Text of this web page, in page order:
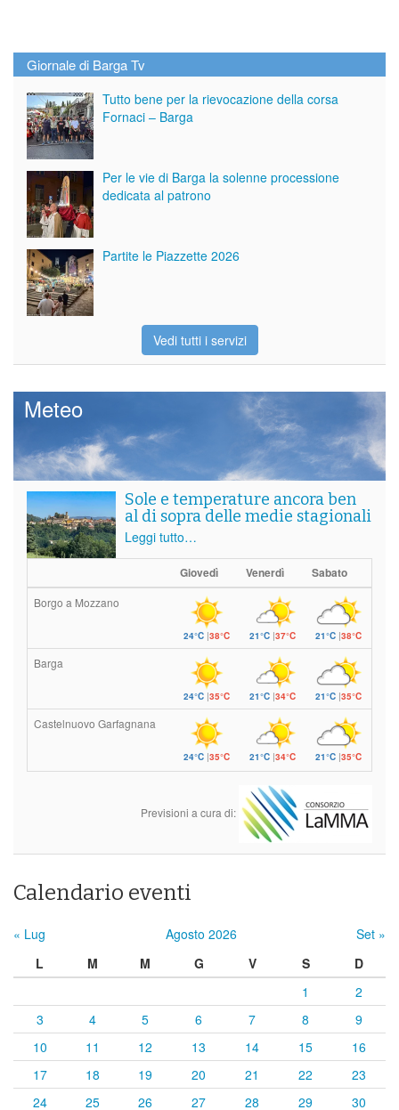
Giornale di Barga Tv
Tutto bene per la rievocazione della corsa
Fornaci – Barga
Per le vie di Barga la solenne processione
dedicata al patrono
Partite le Piazzette 2026
Vedi tutti i servizi
Meteo
Sole e temperature ancora ben
al di sopra delle medie stagionali
Leggi tutto…
Giovedì Venerdì Sabato
Borgo a Mozzano
24°C |38°C 21°C |37°C 21°C |38°C
Barga
24°C |35°C 21°C |34°C 21°C |35°C
Castelnuovo Garfagnana
24°C |35°C 21°C |34°C 21°C |35°C
Previsioni a cura di:
Calendario eventi
« Lug Agosto 2026
Set »
L
M M G V S
D
1
2
3
4 5 6 7 8
9
10
11 12 13 14 15
16
17
18 19 20 21 22
23
24
25 26 27 28 29 30